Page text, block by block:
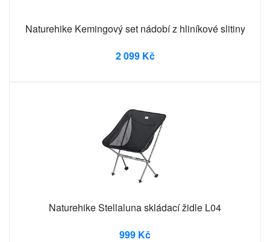
Naturehike Kemingový set nádobí z hliníkové slitiny
2 099 Kč
Naturehike Stellaluna skládací židle L04
999 Kč